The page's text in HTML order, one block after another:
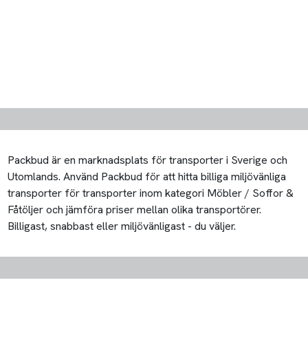
Packbud är en marknadsplats för transporter i Sverige och
Utomlands. Använd Packbud för att hitta billiga miljövänliga
transporter för transporter inom kategori Möbler / Soffor &
Fåtöljer och jämföra priser mellan olika transportörer.
Billigast, snabbast eller miljövänligast - du väljer.